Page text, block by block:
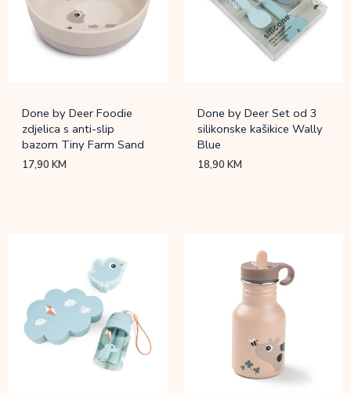
Done by Deer Foodie
zdjelica s anti-slip
bazom Tiny Farm Sand
17,90KM
Done by Deer Set od 3
silikonske kašikice Wally
Blue
18,90KM